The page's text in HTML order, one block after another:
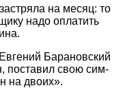
на месяц: то
надо оплатить
Барановский
поставил свою сим-
на двоих».